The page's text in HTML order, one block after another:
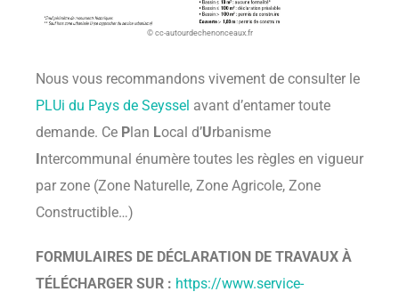
© cc-autourdechenonceaux.fr
Nous vous recommandons vivement de consulter le
PLUi du Pays de Seyssel avant d’entamer toute
demande. Ce Plan Local d’Urbanisme
Intercommunal énumère toutes les règles en vigueur
par zone (Zone Naturelle, Zone Agricole, Zone
Constructible…)
FORMULAIRES DE DÉCLARATION DE TRAVAUX À
TÉLÉCHARGER SUR : https://www.service-